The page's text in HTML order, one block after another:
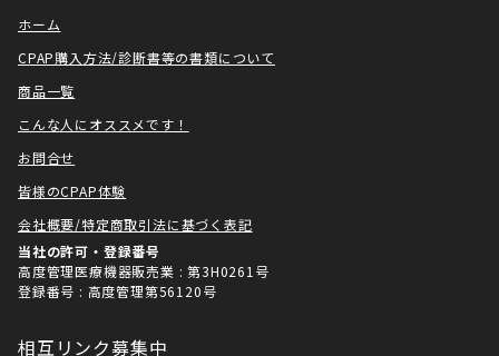
ホーム
CPAP購入方法/診断書等の書類について
商品一覧
こんな人にオススメです！
お問合せ
皆様のCPAP体験
会社概要/特定商取引法に基づく表記
当社の許可・登録番号
高度管理医療機器販売業 : 第3H0261号
登録番号 : 高度管理第56120号
相互リンク募集中